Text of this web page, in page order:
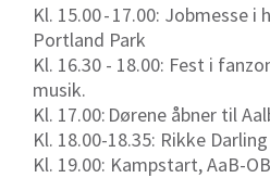
Kl. 15.00 - 17.00: Jobmesse i
Portland Park
Kl. 16.30 - 18.00: Fest i
musik.
Kl. 17.00: Dørene åbner til
Kl. 18.00-18.35: Rikke Darling
Kl. 19.00: Kampstart, AaB-OB